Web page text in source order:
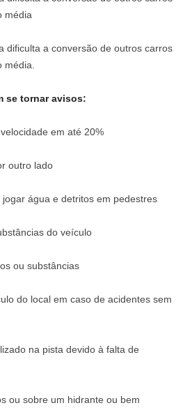
média
dificulta a conversão de outros carros
se tornar avisos:
em até 20%
outro lado
água e detritos em pedestres
do veículo
ou substâncias
do local em caso de acidentes sem
na pista devido à falta de
ou sobre um hidrante ou bem